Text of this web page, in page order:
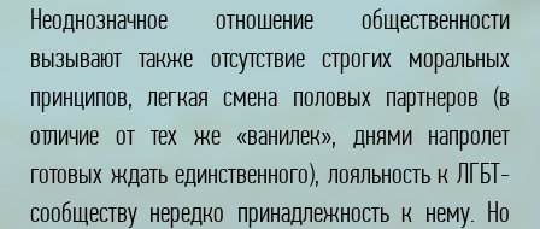
Неоднозначное отношение общественности
вызывают также отсутствие строгих моральных
принципов, легкая смена половых партнеров (в
отличие от тех же «ванилек», днями напролет
готовых ждать единственного), лояльность к ЛГБТ-
сообществу нередко принадлежность к нему. Но